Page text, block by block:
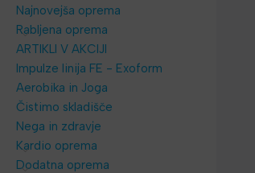
Najnovejša oprema
Rabljena oprema
ARTIKLI V AKCIJI
Impulze linija FE - Exoform
Aerobika in Joga
Čistimo skladišče
Nega in zdravje
Kardio oprema
Dodatna oprema